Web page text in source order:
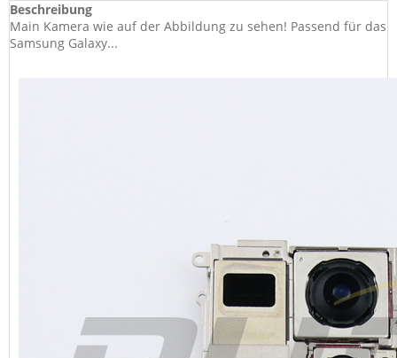
Beschreibung
Main Kamera wie auf der Abbildung zu sehen! Passend für das
Samsung Galaxy...